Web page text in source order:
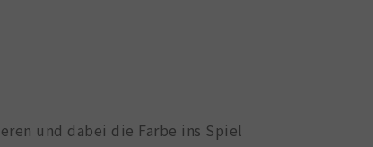
und dabei die Farbe ins Spiel